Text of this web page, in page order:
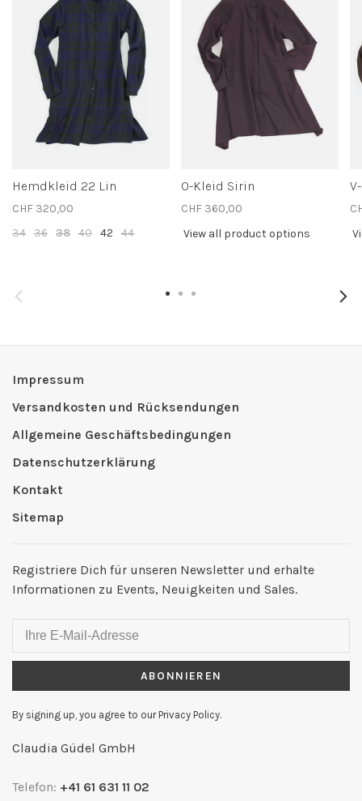
Hemdkleid 22 Lin
CHF 320,00
34 36 38 40 42 44
O-Kleid Sirin
CHF 360,00
View all product options
Impressum
Versandkosten und Rücksendungen
Allgemeine Geschäftsbedingungen
Datenschutzerklärung
Kontakt
Sitemap
Registriere Dich für unseren Newsletter und erhalte
Informationen zu Events, Neuigkeiten und Sales.
ABONNIEREN
By signing up, you agree to our Privacy Policy.
Claudia Güdel GmbH
Telefon: +41 61 631 11 02